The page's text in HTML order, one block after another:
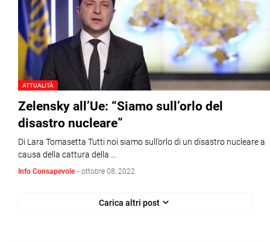
ATTUALITÀ
Zelensky all’Ue: “Siamo sull’orlo del
disastro nucleare”
Di Lara Tomasetta Tutti noi siamo sull’orlo di un disastro nucleare a
causa della cattura della …
Info Consapevole - ottobre 08, 2022
Carica altri post